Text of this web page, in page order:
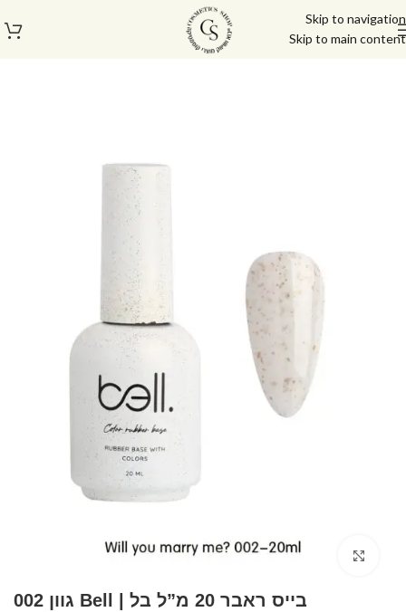
Skip to navigation
Skip to main content
עמוד הבית
Click to enlarge
בייס ראבר 20 מ”ל בל | Bell גוון 002